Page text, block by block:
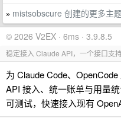
» mistsobscure 创建的更多主
© 2026 V2EX · 6ms · 3.9.8.5
稳定接入 Claude API，一个接口支
为 Claude Code、
API 接入、统一账单与用量
可测试，快速接入现有